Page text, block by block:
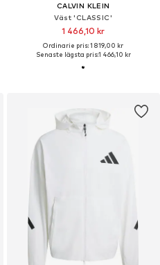
CALVIN KLEIN
Väst 'CLASSIC'
1 466,10 kr
Ordinarie pris: 1 819,00 kr
Senaste lägsta pris:1 466,10 kr